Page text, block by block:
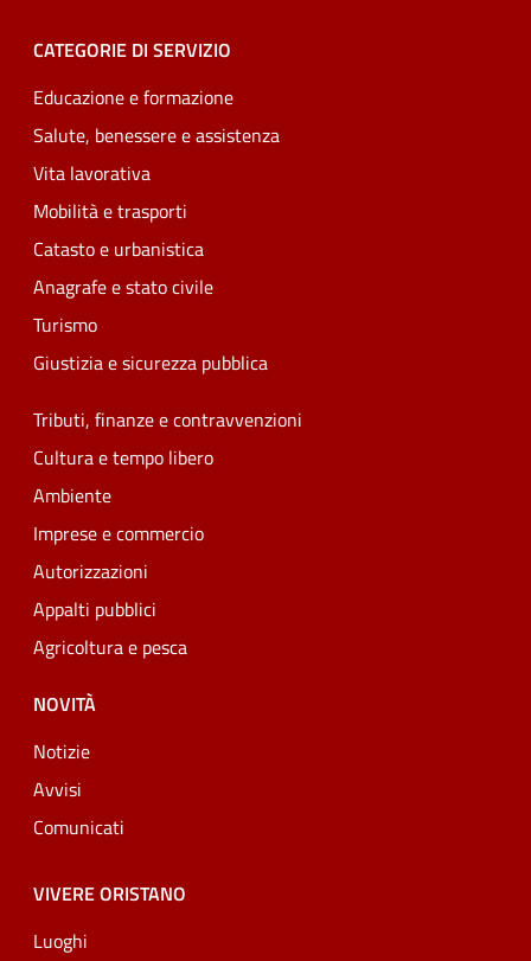
CATEGORIE DI SERVIZIO
Educazione e formazione
Salute, benessere e assistenza
Vita lavorativa
Mobilità e trasporti
Catasto e urbanistica
Anagrafe e stato civile
Turismo
Giustizia e sicurezza pubblica
Tributi, finanze e contravvenzioni
Cultura e tempo libero
Ambiente
Imprese e commercio
Autorizzazioni
Appalti pubblici
Agricoltura e pesca
NOVITÀ
Notizie
Avvisi
Comunicati
VIVERE ORISTANO
Luoghi